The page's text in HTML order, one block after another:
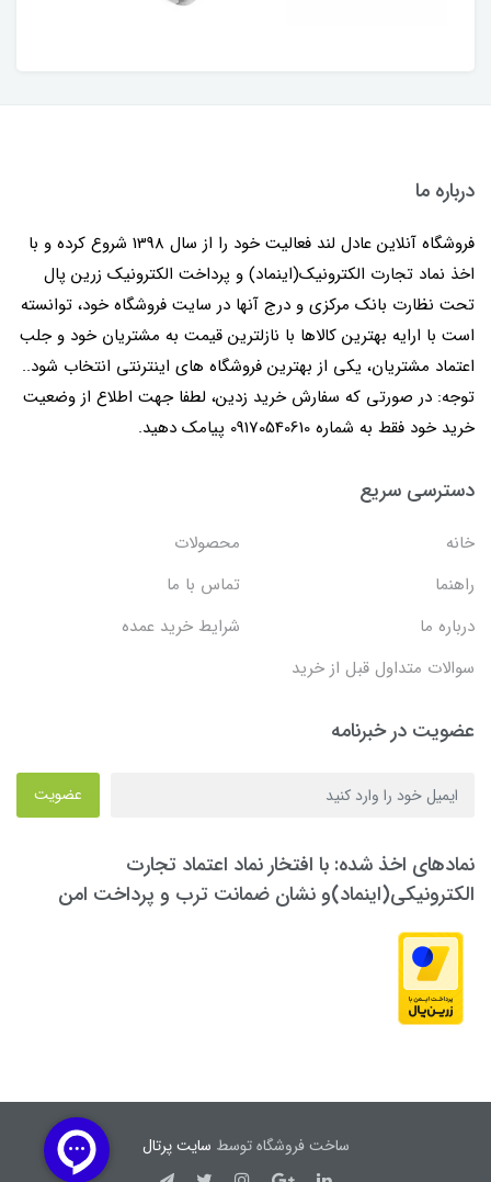
درباره ما
فروشگاه آنلاین عادل لند فعالیت خود را از سال 1398 شروع کرده و با
اخذ نماد تجارت الکترونیک(اینماد) و پرداخت الکترونیک زرین پال
تحت نظارت بانک مرکزی و درج آنها در سایت فروشگاه خود، توانسته
است با ارایه بهترین کالاها با نازلترین قیمت به مشتریان خود و جلب
اعتماد مشتریان، یکی از بهترین فروشگاه های اینترنتی انتخاب شود..
توجه: در صورتی که سفارش خرید زدین، لطفا جهت اطلاع از وضعیت
خرید خود فقط به شماره 09170540610 پیامک دهید.
دسترسی سریع
خانه
محصولات
راهنما
تماس با ما
درباره ما
شرایط خرید عمده
سوالات متداول قبل از خرید
عضویت در خبرنامه
عضویت
نمادهای اخذ شده: با افتخار نماد اعتماد تجارت
الکترونیکی(اینماد)و نشان ضمانت ترب و پرداخت امن
ساخت فروشگاه توسط سایت پرتال